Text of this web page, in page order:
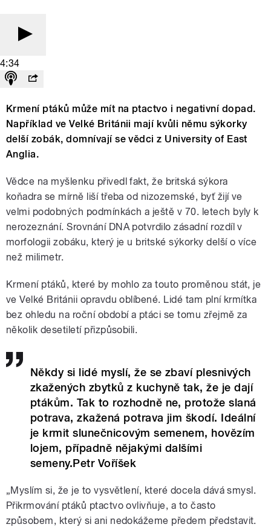
4:34
Krmení ptáků může mít na ptactvo i negativní dopad.
Například ve Velké Británii mají kvůli němu sýkorky
delší zobák, domnívají se vědci z University of East
Anglia.
Vědce na myšlenku přivedl fakt, že britská sýkora
koňadra se mírně liší třeba od nizozemské, byť žijí ve
velmi podobných podmínkách a ještě v 70. letech byly k
nerozeznání. Srovnání DNA potvrdilo zásadní rozdíl v
morfologii zobáku, který je u britské sýkorky delší o více
než milimetr.
Krmení ptáků, které by mohlo za touto proměnou stát, je
ve Velké Británii opravdu oblíbené. Lidé tam plní krmítka
bez ohledu na roční období a ptáci se tomu zřejmě za
několik desetiletí přizpůsobili.
Někdy si lidé myslí, že se zbaví plesnivých
zkažených zbytků z kuchyně tak, že je dají
ptákům. Tak to rozhodně ne, protože slaná
potrava, zkažená potrava jim škodí. Ideální
je krmit slunečnicovým semenem, hovězím
lojem, případně nějakými dalšími
semeny.Petr Voříšek
„Myslím si, že je to vysvětlení, které docela dává smysl.
Přikrmování ptáků ptactvo ovlivňuje, a to často
způsobem, který si ani nedokážeme předem představit.